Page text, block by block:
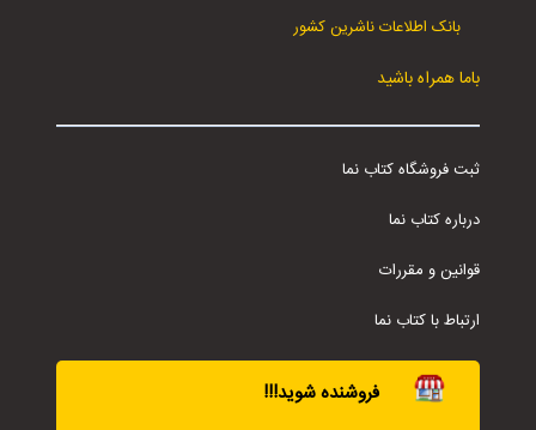
بانک اطلاعات ناشرین کشور
باما همراه باشید
ثبت فروشگاه کتاب نما
درباره کتاب نما
قوانین و مقررات
ارتباط با کتاب نما
فروشنده شوید!!!